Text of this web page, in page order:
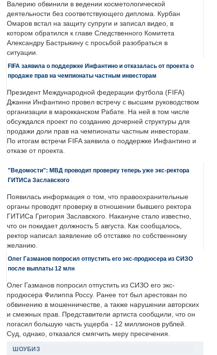
Валерию обвинили в ведении косметологической
деятельности без соответствующего диплома. Курбан
Омаров встал на защиту супруги и записал видео, в
котором обратился к главе Следственного Комитета
Александру Бастрыкину с просьбой разобраться в
ситуации.
FIFA заявила о поддержке Инфантино и отказалась от проекта о
продаже прав на чемпионаты частным инвесторам
Президент Международной федерации футбола (FIFA)
Джанни Инфантино провел встречу с высшим руководством
организации в марокканском Рабате. На ней в том числе
обсуждался проект по созданию дочерней структуры для
продажи доли прав на чемпионаты частным инвесторам.
По итогам встречи FIFA заявила о поддержке Инфантино и
отказе от проекта.
"Ведомости": МВД проводит проверку теперь уже экс-ректора
ГИТИСа Заславского
Появилась информация о том, что правоохранительные
органы проводят проверку в отношении бывшего ректора
ГИТИСа Григория Заславского. Накануне стало известно,
что он покидает должность 5 августа. Как сообщалось,
ректор написал заявление об отставке по собственному
желанию.
Олег Газманов попросил отпустить его экс-продюсера из СИЗО
после выплаты 12 млн
Олег Газманов попросил отпустить из СИЗО его экс-
продюсера Филиппа Россу. Ранее тот был арестован по
обвинению в мошенничестве, а также нарушении авторских
и смежных прав. Представители артиста сообщили, что он
погасил большую часть ущерба - 12 миллионов рублей.
Суд, однако, отказался смягчить меру пресечения.
ШОУБИЗ